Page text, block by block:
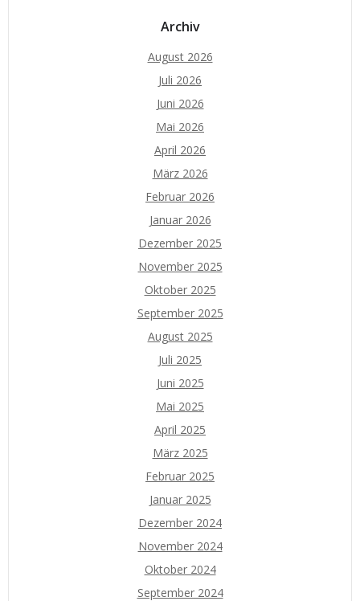
Archiv
August 2026
Juli 2026
Juni 2026
Mai 2026
April 2026
März 2026
Februar 2026
Januar 2026
Dezember 2025
November 2025
Oktober 2025
September 2025
August 2025
Juli 2025
Juni 2025
Mai 2025
April 2025
März 2025
Februar 2025
Januar 2025
Dezember 2024
November 2024
Oktober 2024
September 2024